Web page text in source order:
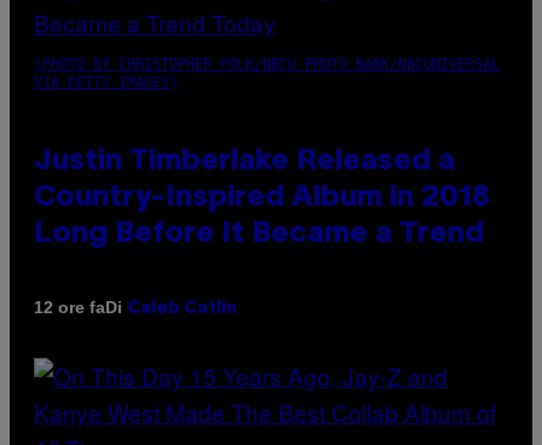
(PHOTO BY CHRISTOPHER POLK/NBCU PHOTO BANK/NBCUNIVERSAL
VIA GETTY IMAGES)
Justin Timberlake Released a
Country-Inspired Album in 2018
Long Before It Became a Trend
12 ore faDi Caleb Catlin